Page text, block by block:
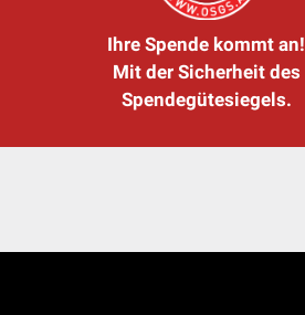
Ihre Spende kommt an!
Mit der Sicherheit des
Spendegütesiegels.